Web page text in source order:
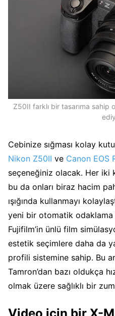
Z50II farklı bir tasarıma
Cebinize sığması kolay
Nikon Z50II ve Canon EOS
seçeneğiniz olacak. Her iki
bu da onları biraz hacim
ışığında kullanmayı
yeni bir otomatik odaklama
Fujifilm’in ünlü film
estetik seçimlere daha da
profili sistemine sahip. Bu
Tamron’dan bazı oldukça
olmak üzere sağlıklı bir
Video için bir X-